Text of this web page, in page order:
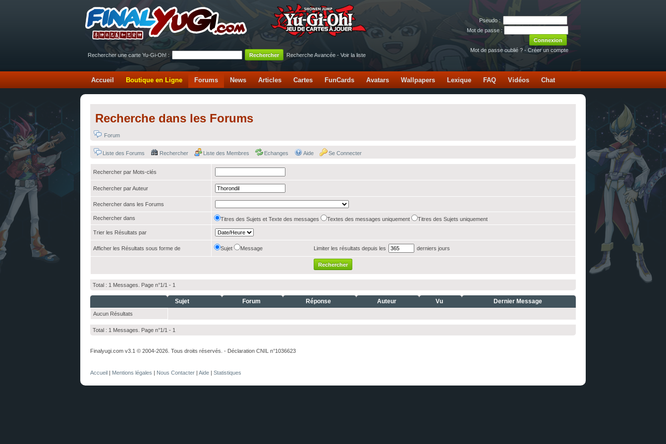
Pseudo :
Mot de passe :
Mot de passe oublié ? - Créer un compte
Rechercher une carte Yu-Gi-Oh! :
Recherche Avancée - Voir la liste
Accueil Boutique en Ligne Forums News Articles Cartes FunCards Avatars Wallpapers Lexique FAQ Vidéos Chat
Recherche dans les Forums
Forum
Liste des Forums Rechercher Liste des Membres Echanges Aide Se Connecter
Rechercher par Mots-clés
Rechercher par Auteur
Rechercher dans les Forums
Rechercher dans Titres des Sujets et Texte des messages Textes des messages uniquement Titres des Sujets uniquement
Trier les Résultats par
Afficher les Résultats sous forme de Sujet Message Limiter les résultats depuis les derniers jours
Total : 1 Messages. Page n°1/1 - 1
Sujet Forum Réponse Auteur Vu Dernier Message
Aucun Résultats
Total : 1 Messages. Page n°1/1 - 1
Finalyugi.com v3.1 © 2004-2026. Tous droits réservés. - Déclaration CNIL n°1036623
Accueil | Mentions légales | Nous Contacter | Aide | Statistiques